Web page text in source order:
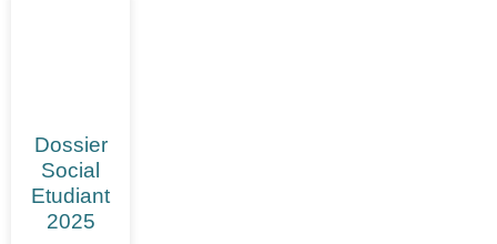
Dossier
Social
Etudiant
2025